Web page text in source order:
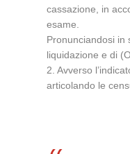
cassazione, in
esame.
Pronunciandosi in
liquidazione e di
2. Avverso
articolando le